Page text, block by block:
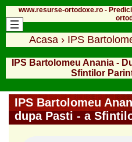
www.resurse-ortodoxe.ro -
Acasa › IPS
IPS Bartolomeu Anania -
Sfintilor
IPS Bartolomeu
dupa Pasti - a